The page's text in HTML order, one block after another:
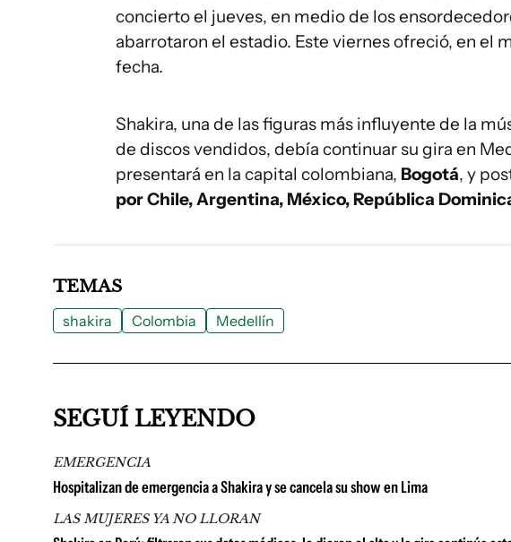
concierto el jueves, en medio de los
abarrotaron el estadio. Este viernes ofreció, en el
fecha.
Shakira, una de las figuras más influyente de la
de discos vendidos, debía continuar su gira en
presentará en la capital colombiana, Bogotá, y
por Chile, Argentina, México, República
TEMAS
shakira Colombia Medellín
SEGUÍ LEYENDO
EMERGENCIA
Hospitalizan de emergencia a Shakira y se cancela su show en Lima
LAS MUJERES YA NO LLORAN